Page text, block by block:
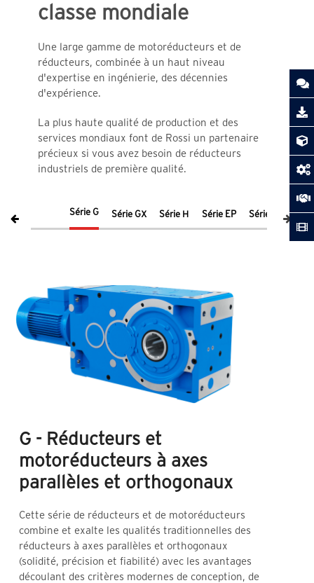
classe mondiale
Une large gamme de motoréducteurs et de
réducteurs, combinée à un haut niveau
d'expertise en ingénierie, des décennies
d'expérience.
La plus haute qualité de production et des
services mondiaux font de Rossi un partenaire
précieux si vous avez besoin de réducteurs
industriels de première qualité.
G - Réducteurs et
motoréducteurs à axes
parallèles et orthogonaux
Cette série de réducteurs et de motoréducteurs
combine et exalte les qualités traditionnelles des
réducteurs à axes parallèles et orthogonaux
(solidité, précision et fiabilité) avec les avantages
découlant des critères modernes de conception, de
Série G Série GX Série H Série EP Série EPS